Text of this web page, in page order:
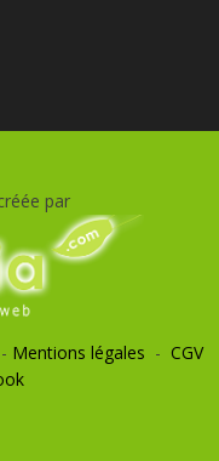
par
Mentions légales - CGV